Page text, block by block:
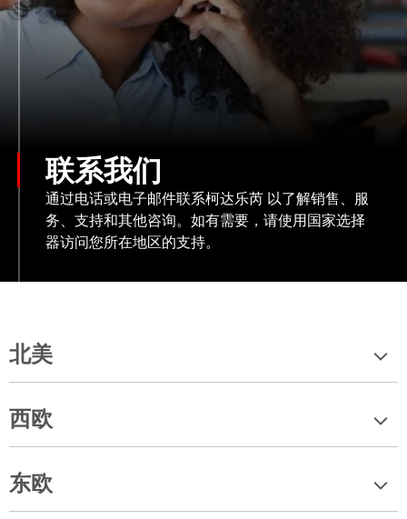
联系我们
通过电话或电子邮件联系柯达乐芮 以了解销售、服
务、支持和其他咨询。如有需要，请使用国家选择
器访问您所在地区的支持。
北美
西欧
东欧